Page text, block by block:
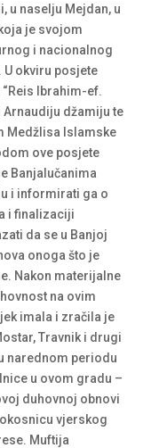
u naselju Mejdan, u
je svojom
i nacionalnog
okviru posjete
Ibrahim-ef.
Arnaudiju džamiju te
Medžlisa Islamske
ove posjete
Banjalučanima
i informirati ga o
i finalizaciji
da se u Banjoj
onoga što je
Nakon materijalne
na ovim
imala i zračila je
Travnik i drugi
narednom periodu
u ovom gradu –
duhovnoj obnovi
vjerskog
Muftija